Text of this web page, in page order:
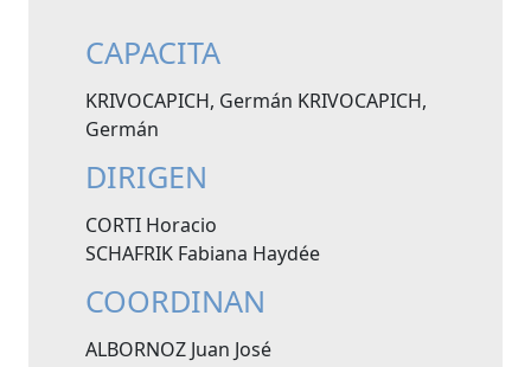
CAPACITA
KRIVOCAPICH, Germán KRIVOCAPICH,
Germán
DIRIGEN
CORTI Horacio
SCHAFRIK Fabiana Haydée
COORDINAN
ALBORNOZ Juan José